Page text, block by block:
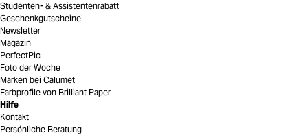
Studenten- & Assistentenrabatt
Geschenkgutscheine
Newsletter
Magazin
PerfectPic
Foto der Woche
Marken bei Calumet
Farbprofile von Brilliant Paper
Hilfe
Kontakt
Persönliche Beratung